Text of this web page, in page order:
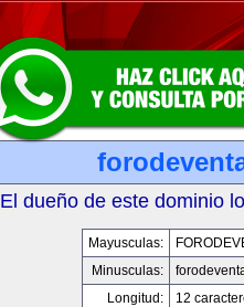
El dueño de este dominio
Mayusculas:
Minusculas:
Longitud:
12